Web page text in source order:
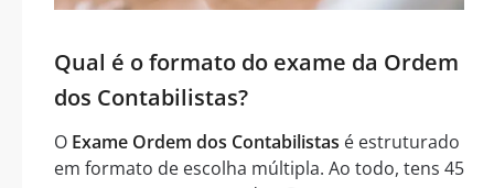
Qual é o formato do exame da Ordem
dos Contabilistas?
O Exame Ordem dos Contabilistas é estruturado
em formato de escolha múltipla. Ao todo, tens 45